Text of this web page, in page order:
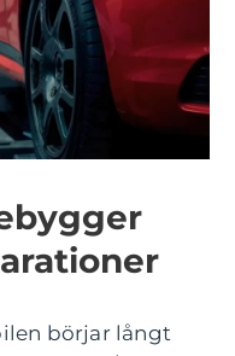
börjar långt